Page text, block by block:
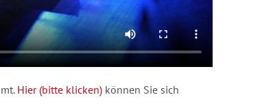
Hier (bitte klicken) können Sie sich